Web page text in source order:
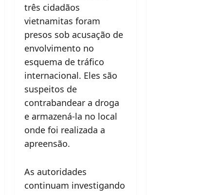
três cidadãos
vietnamitas foram
presos sob acusação de
envolvimento no
esquema de tráfico
internacional. Eles são
suspeitos de
contrabandear a droga
e armazená-la no local
onde foi realizada a
apreensão.
As autoridades
continuam investigando